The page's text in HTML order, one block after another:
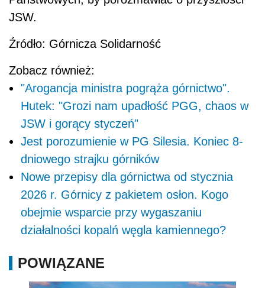
JSW.
Źródło: Górnicza Solidarność
Zobacz również:
"Arogancja ministra pogrąża górnictwo".
Hutek: "Grozi nam upadłość PGG, chaos w
JSW i gorący styczeń"
Jest porozumienie w PG Silesia. Koniec 8-
dniowego strajku górników
Nowe przepisy dla górnictwa od stycznia
2026 r. Górnicy z pakietem osłon. Kogo
obejmie wsparcie przy wygaszaniu
działalności kopalń węgla kamiennego?
POWIĄZANE